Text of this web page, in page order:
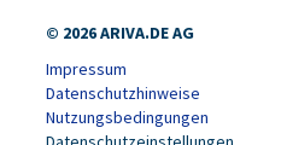
© 2026 ARIVA.DE AG
Impressum
Datenschutzhinweise
Nutzungsbedingungen